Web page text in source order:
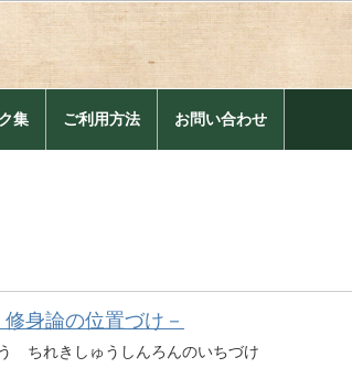
集 ご利用方法 お問い合わせ
身論の位置づけ－
ちれきしゅうしんろんのいちづけ